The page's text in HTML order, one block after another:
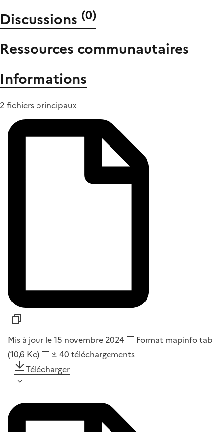
Discussions (0)
Ressources communautaires
Informations
2 fichiers principaux
Mis à jour le 15 novembre 2024 Format mapinfo tab
(10,6 Ko)
40 téléchargements
Télécharger